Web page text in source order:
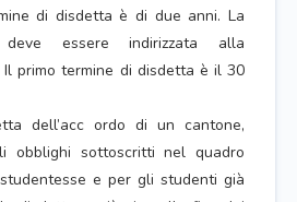
di disdetta è di due anni. La
essere indirizzata alla
Il primo termine di disdetta è il 30
dell’acc ordo di un cantone,
obblighi sottoscritti nel quadro
e per gli studenti già